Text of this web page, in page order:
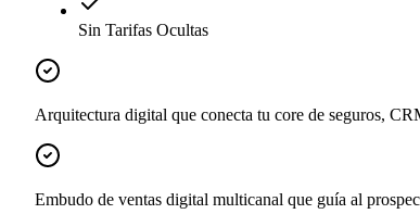
Sin Tarifas Ocultas
Arquitectura digital que conecta tu core de seguros,
Embudo de ventas digital multicanal que guía al